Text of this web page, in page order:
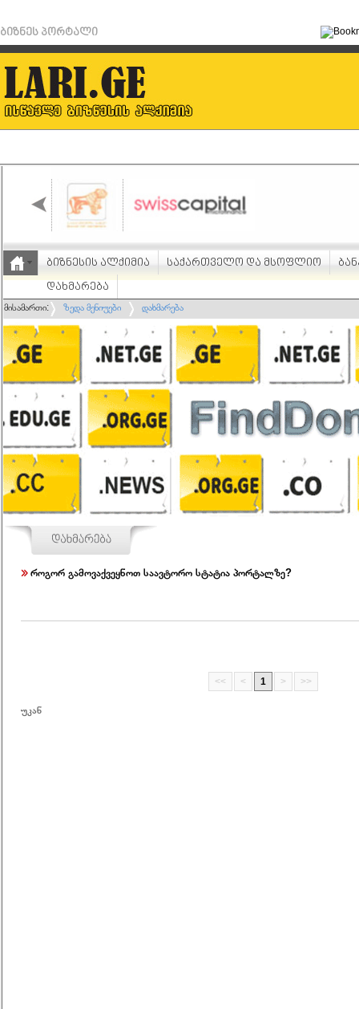
ბიზნეს პორტალი
ბიზნესის ალქიმია საქართველო და მსოფლიო
დახმარება
მისამართი: ზედა მენიუები დახმარება
როგორ გამოვაქვეყნოთ საავტორო სტატია პორტალზე?
<< < 1 > >>
უკან